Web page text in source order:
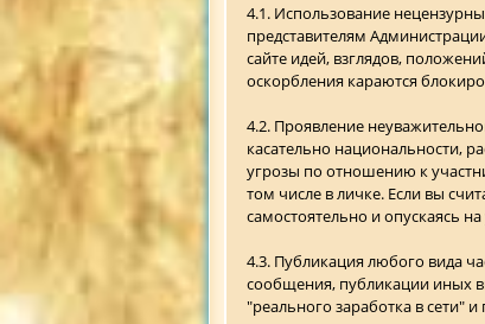
4.1. Использование
представителям
сайте идей, взглядов,
оскорбления караются
4.2. Проявление
касательно национальности,
угрозы по отношению к
том числе в личке. Если вы
самостоятельно и опускаясь
4.3. Публикация любого вида
сообщения, публикации иных
"реального заработка в сети"